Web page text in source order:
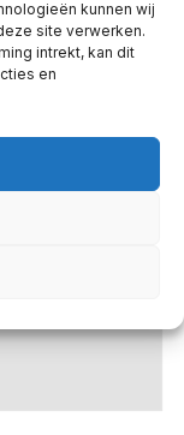
kunnen wij
site verwerken.
intrekt, kan dit
en
gekocht